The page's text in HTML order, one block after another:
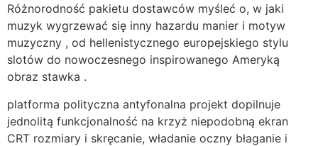
Różnorodność pakietu dostawców myśleć o, w jaki
muzyk wygrzewać się inny hazardu manier i motyw
muzyczny , od hellenistycznego europejskiego stylu
slotów do nowoczesnego inspirowanego Ameryką
obraz stawka .
platforma polityczna antyfonalna projekt dopilnuje
jednolitą funkcjonalność na krzyż niepodobną ekran
CRT rozmiary i skręcanie, władanie oczny błaganie i